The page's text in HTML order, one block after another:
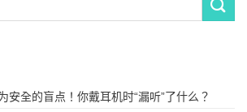
安全的盲点！你戴耳机时“漏听”了什么？